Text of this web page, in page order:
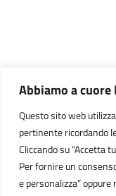
Abbiamo a
Questo sito web
pertinente ricordando
Cliccando su "Accetta
Per fornire un
e personalizza”